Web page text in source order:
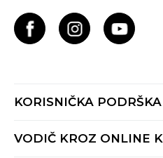
KORISNIČKA PODRŠKA
Provjeri status porudžbine
VODIČ KROZ ONLINE